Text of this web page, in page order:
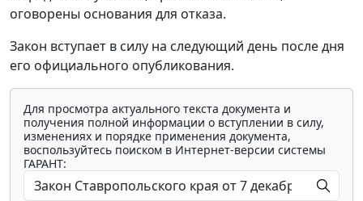
оговорены основания для отказа.
Закон вступает в силу на следующий день после дня
его официального опубликования.
Для просмотра актуального текста документа и
получения полной информации о вступлении в силу,
изменениях и порядке применения документа,
воспользуйтесь поиском в Интернет-версии системы
ГАРАНТ: